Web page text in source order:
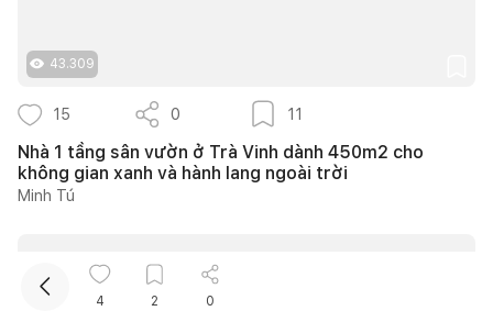
43.309
15 0 11
Nhà 1 tầng sân vườn ở Trà Vinh dành 450m2 cho
không gian xanh và hành lang ngoài trời
Minh Tú
4 2 0